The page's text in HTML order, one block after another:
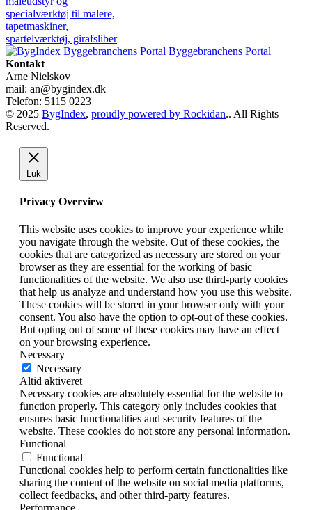
Byggebranchens Portal
Kontakt
Arne Nielskov
mail: an@bygindex.dk
Telefon: 5115 0223
© 2025 BygIndex, proudly powered by Rockidan.. All Rights
Reserved.
Luk
Privacy Overview
This website uses cookies to improve your experience while
you navigate through the website. Out of these cookies, the
cookies that are categorized as necessary are stored on your
browser as they are essential for the working of basic
functionalities of the website. We also use third-party cookies
that help us analyze and understand how you use this website.
These cookies will be stored in your browser only with your
consent. You also have the option to opt-out of these cookies.
But opting out of some of these cookies may have an effect
on your browsing experience.
Necessary
Necessary
Altid aktiveret
Necessary cookies are absolutely essential for the website to
function properly. This category only includes cookies that
ensures basic functionalities and security features of the
website. These cookies do not store any personal information.
Functional
Functional
Functional cookies help to perform certain functionalities like
sharing the content of the website on social media platforms,
collect feedbacks, and other third-party features.
Performance